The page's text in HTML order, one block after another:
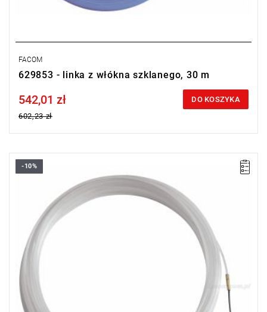
FACOM
629853 - linka z włókna szklanego, 30 m
Price tax included
542,01 zł
602,23 zł
DO KOSZYKA
L: 20 m
Typ gwarancji:
-10%